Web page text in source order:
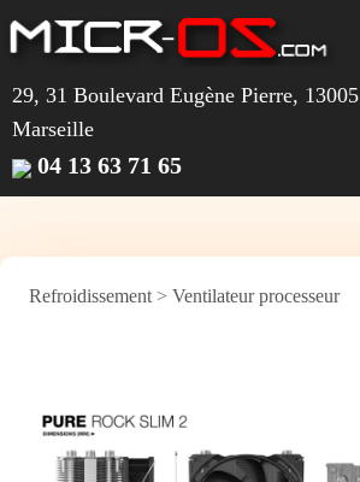
au
contenu
29, 31 Boulevard Eugène Pierre, 13005
Marseille
04 13 63 71 65
Refroidissement > Ventilateur processeur